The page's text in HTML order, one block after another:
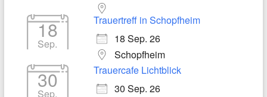
18
Sep.
Trauertreff in Schopfheim
18 Sep. 26
Schopfheim
30
Sep.
Trauercafe Lichtblick
30 Sep. 26